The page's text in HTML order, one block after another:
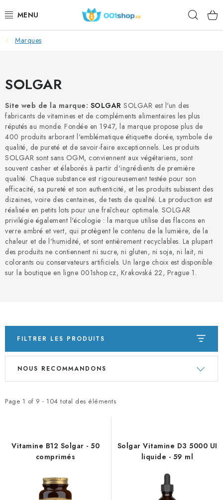
au
DOPLŇKY STRAVY
DENRÉES ALIMENTAIRES
SUJETS
ACTION
DÁRKY PRO ZDRAVÍ
PORADNA
MARQUES
Jak nakupovat
Obchodní podmínky
Ma commande
Marques
SOLGAR
Site web de la marque: SOLGAR SOLGAR est l'un des
fabricants de vitamines et de compléments alimentaires les plus
réputés au monde. Fondée en 1947, la marque propose plus de
400 produits arborant l'emblématique étiquette dorée, symbole de
qualité, de pureté et de savoir-faire exceptionnels. Les produits
SOLGAR sont sans OGM, conviennent aux végétariens, sont
souvent casher et élaborés à partir d'ingrédients de première
qualité. Chaque substance est rigoureusement testée pour son
efficacité, sa pureté et son authenticité, et les produits subissent des
dizaines, voire des centaines, de tests de qualité. La production est
réalisée en petits lots pour une fraîcheur optimale. SOLGAR
privilégie également l'écologie : la marque utilise des flacons en
verre ambré et vert, qui protègent le contenu de la lumière, de la
chaleur et de l'humidité, et sont entièrement recyclables. La plupart
des produits ne contiennent ni sucre, ni gluten, ni soja, ni lait, ni
colorants ou conservateurs artificiels. Un large choix est disponible
sur la boutique en ligne 001shop.cz, Krakovská 22, Prague 1.
FILTRER LES PRODUITS
L
t
e
Page 1 of 9 - 104 total des éléments
T
d
p
NOUS RECOMMANDONS
Vitamine B12 Solgar - 50
comprimés
Solgar Vitamine D3 5000 UI
liquide - 59 ml